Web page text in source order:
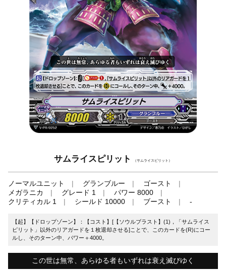
サムライスピリット （サムライスピリット）
ノーマルユニット グランブルー
ゴースト
メガラニカ
グレード 1
パワー 8000
クリティカル 1
シールド 10000 ブースト -
【起】【ドロップゾーン】：【コスト】[【ソウルブラスト】(1)，「サムライス
ピリット」以外のリアガードを１枚退却させる]ことで、このカードを(R)にコー
ルし、そのターン中、パワー＋4000。
この世は無常、あらゆる者もいずれは衰え滅びゆく